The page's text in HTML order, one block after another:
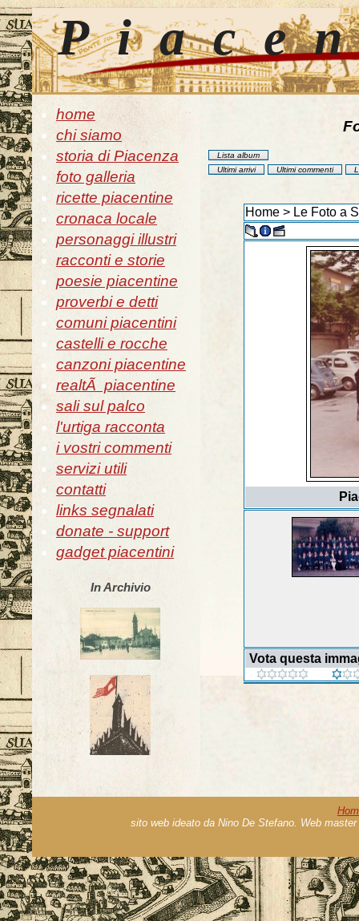
home
chi siamo
storia di Piacenza
foto galleria
ricette piacentine
cronaca locale
personaggi illustri
racconti e storie
poesie piacentine
proverbi e detti
comuni piacentini
castelli e rocche
canzoni piacentine
realtÃ piacentine
sali sul palco
l'urtiga racconta
i vostri commenti
servizi utili
contatti
links segnalati
donate - support
gadget piacentini
In Archivio
Lista album
Ultimi arrivi
Ultimi commenti
Home> Le Foto a
Vota questa
sito web ideato da Nino De Stefano. Web